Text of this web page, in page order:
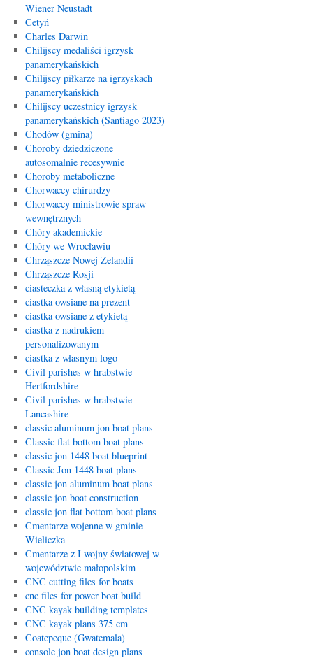
Wiener Neustadt
Cetyń
Charles Darwin
Chilijscy medaliści igrzysk
panamerykańskich
Chilijscy piłkarze na igrzyskach
panamerykańskich
Chilijscy uczestnicy igrzysk
panamerykańskich (Santiago 2023)
Chodów (gmina)
Choroby dziedziczone
autosomalnie recesywnie
Choroby metaboliczne
Chorwaccy chirurdzy
Chorwaccy ministrowie spraw
wewnętrznych
Chóry akademickie
Chóry we Wrocławiu
Chrząszcze Nowej Zelandii
Chrząszcze Rosji
ciasteczka z własną etykietą
ciastka owsiane na prezent
ciastka owsiane z etykietą
ciastka z nadrukiem
personalizowanym
ciastka z własnym logo
Civil parishes w hrabstwie
Hertfordshire
Civil parishes w hrabstwie
Lancashire
classic aluminum jon boat plans
Classic flat bottom boat plans
classic jon 1448 boat blueprint
Classic Jon 1448 boat plans
classic jon aluminum boat plans
classic jon boat construction
classic jon flat bottom boat plans
Cmentarze wojenne w gminie
Wieliczka
Cmentarze z I wojny światowej w
województwie małopolskim
CNC cutting files for boats
cnc files for power boat build
CNC kayak building templates
CNC kayak plans 375 cm
Coatepeque (Gwatemala)
console jon boat design plans